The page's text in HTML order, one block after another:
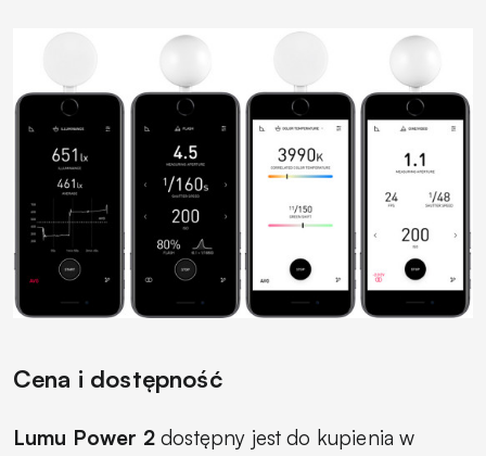
Cena i dostępność
Lumu Power 2dostępny jest do kupienia w